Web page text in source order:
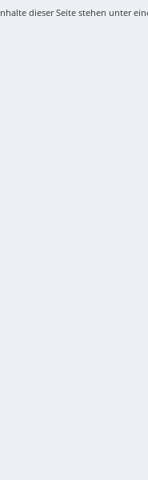
dieser Seite stehen unter